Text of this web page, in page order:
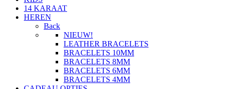
14 KARAAT
HEREN
Back
NIEUW!
LEATHER BRACELETS
BRACELETS 10MM
BRACELETS 8MM
BRACELETS 6MM
BRACELETS 4MM